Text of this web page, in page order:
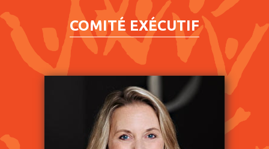
COMITÉ EXÉCUTIF